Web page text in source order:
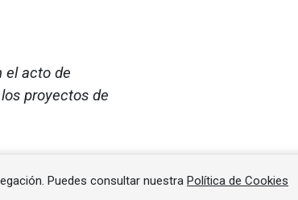
Puedes consultar nuestra Política de Cookies
el acto de
proyectos de
dólares australianos Error al cargar el